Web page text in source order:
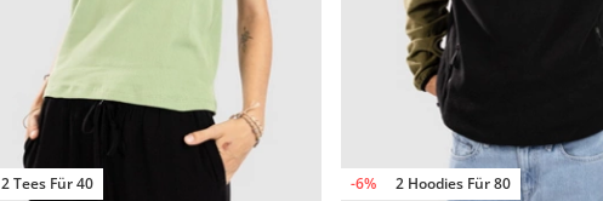
2 Tees Für 40 -6% 2 Hoodies Für 80